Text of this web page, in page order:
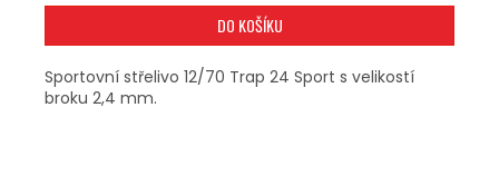
DO KOŠÍKU
Sportovní střelivo 12/70 Trap 24 Sport s velikostí
broku 2,4 mm.